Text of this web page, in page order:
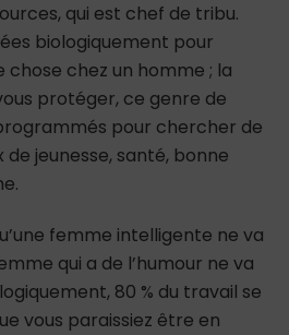
qui est chef de tribu.
biologiquement pour
chez un homme ; la
protéger, ce genre de
pour chercher de
de jeunesse, santé, bonne
femme intelligente ne va
qui a de l’humour ne va
80 % du travail se
vous paraissiez être en